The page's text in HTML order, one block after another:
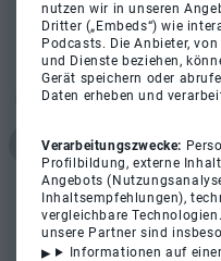
nutzen wir in unseren
Dritter („Embeds“) wie
Podcasts. Die Anbieter,
und Dienste beziehen,
Gerät speichern oder
Daten erheben und
Verarbeitungszwecke:
Profilbildung, externe
Angebots
Inhaltsempfehlungen),
vergleichbare
unsere Partner sind
Informationen auf